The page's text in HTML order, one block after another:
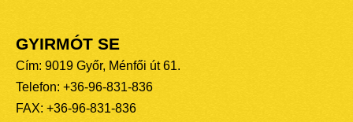
GYIRMÓT SE
Cím: 9019 Győr, Ménfői út 61.
Telefon: +36-96-831-836
FAX: +36-96-831-836